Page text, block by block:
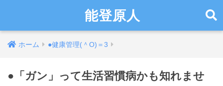
能登原人
ホーム ●健康管理(＾O)＝3
●「ガン」って生活習慣病かも知れませ